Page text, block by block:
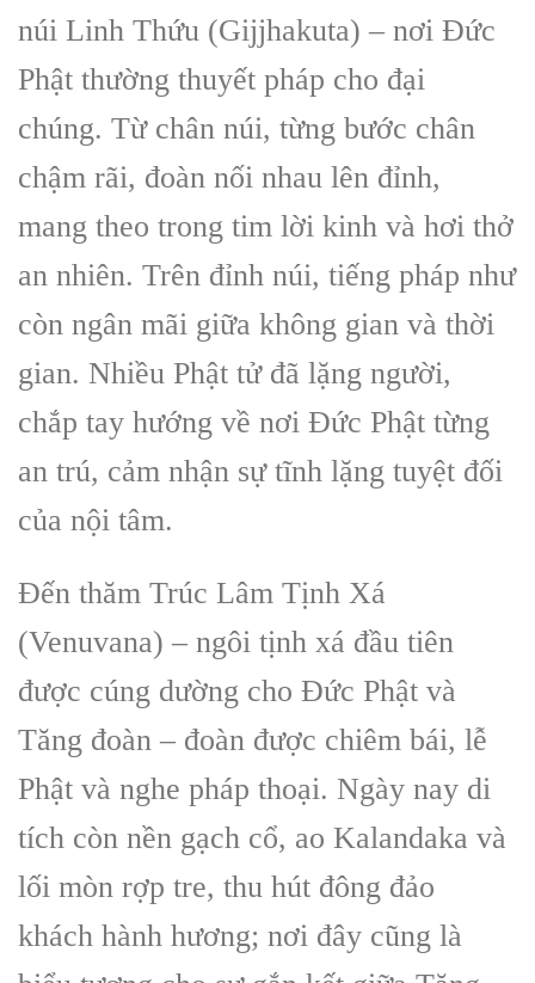
núi Linh Thứu (Gijjhakuta) – nơi Đức
Phật thường thuyết pháp cho đại
chúng. Từ chân núi, từng bước chân
chậm rãi, đoàn nối nhau lên đỉnh,
mang theo trong tim lời kinh và hơi thở
an nhiên. Trên đỉnh núi, tiếng pháp như
còn ngân mãi giữa không gian và thời
gian. Nhiều Phật tử đã lặng người,
chắp tay hướng về nơi Đức Phật từng
an trú, cảm nhận sự tĩnh lặng tuyệt đối
của nội tâm.
Đến thăm Trúc Lâm Tịnh Xá
(Venuvana) – ngôi tịnh xá đầu tiên
được cúng dường cho Đức Phật và
Tăng đoàn – đoàn được chiêm bái, lễ
Phật và nghe pháp thoại. Ngày nay di
tích còn nền gạch cổ, ao Kalandaka và
lối mòn rợp tre, thu hút đông đảo
khách hành hương; nơi đây cũng là